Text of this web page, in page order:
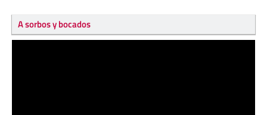
A sorbos y bocados